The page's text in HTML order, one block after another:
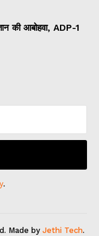
की आबोहवा, ADP-1
.
Made by Jethi Tech.